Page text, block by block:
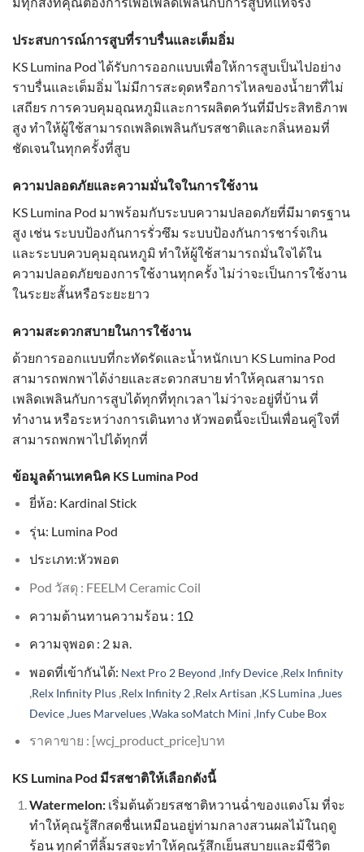
ประสบการณ์การสูบที่ราบรื่นและเต็มอิ่ม
KS Lumina Pod ได้รับการออกแบบเพื่อให้การสูบเป็นไปอย่าง
ราบรื่นและเต็มอิ่ม ไม่มีการสะดุดหรือการไหลของน้ำยาที่ไม่
เสถียร การควบคุมอุณหภูมิและการผลิตควันที่มีประสิทธิภาพ
สูง ทำให้ผู้ใช้สามารถเพลิดเพลินกับรสชาติและกลิ่นหอมที่
ชัดเจนในทุกครั้งที่สูบ
ความปลอดภัยและความมั่นใจในการใช้งาน
KS Lumina Pod มาพร้อมกับระบบความปลอดภัยที่มีมาตรฐาน
สูง เช่น ระบบป้องกันการรั่วซึม ระบบป้องกันการชาร์จเกิน
และระบบควบคุมอุณหภูมิ ทำให้ผู้ใช้สามารถมั่นใจได้ใน
ความปลอดภัยของการใช้งานทุกครั้ง ไม่ว่าจะเป็นการใช้งาน
ในระยะสั้นหรือระยะยาว
ความสะดวกสบายในการใช้งาน
ด้วยการออกแบบที่กะทัดรัดและน้ำหนักเบา KS Lumina Pod
สามารถพกพาได้ง่ายและสะดวกสบาย ทำให้คุณสามารถ
เพลิดเพลินกับการสูบได้ทุกที่ทุกเวลา ไม่ว่าจะอยู่ที่บ้าน ที่
ทำงาน หรือระหว่างการเดินทาง หัวพอตนี้จะเป็นเพื่อนคู่ใจที่
สามารถพกพาไปได้ทุกที่
ข้อมูลด้านเทคนิค KS Lumina Pod
ยี่ห้อ: Kardinal Stick
รุ่น: Lumina Pod
ประเภท:หัวพอต
Pod วัสดุ : FEELM Ceramic Coil
ความต้านทานความร้อน : 1Ω
ความจุพอด : 2 มล.
พอดที่เข้ากันได้: Next Pro 2 Beyond ,Infy Device,Relx Infinity
,Relx Infinity Plus,Relx Infinity 2,Relx Artisan ,KS Lumina,Jues
Device,Jues Marvelues,Waka soMatch Mini ,Infy Cube Box
ราคาขาย : [wcj_product_price]บาท
KS Lumina Pod มีรสชาติให้เลือกดังนี้
Watermelon:เริ่มต้นด้วยรสชาติหวานฉ่ำของแตงโม ที่จะ
ทำให้คุณรู้สึกสดชื่นเหมือนอยู่ท่ามกลางสวนผลไม้ในฤดู
ร้อน ทุกคำที่ลิ้มรสจะทำให้คุณรู้สึกเย็นสบายและมีชีวิต